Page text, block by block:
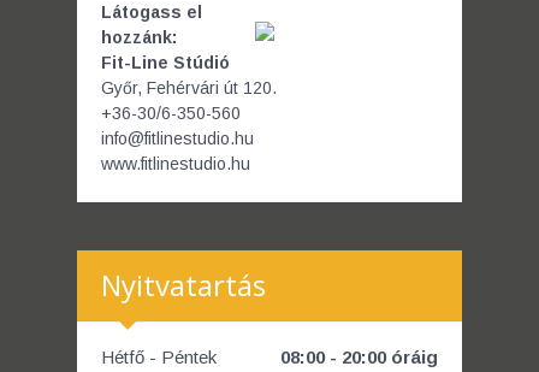
Látogass el
hozzánk:
Fit-Line Stúdió
Győr, Fehérvári út 120.
+36-30/6-350-560
info@fitlinestudio.hu
www.fitlinestudio.hu
Nyitvatartás
Hétfő - Péntek 08:00 - 20:00 óráig